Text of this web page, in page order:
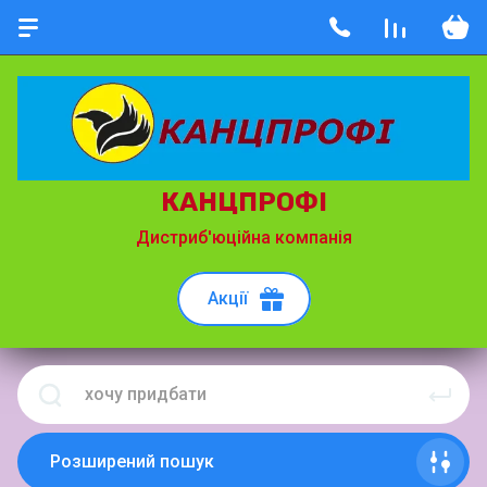
КАНЦПРОФІ
Дистриб'юційна компанія
Акції
Розширений пошук